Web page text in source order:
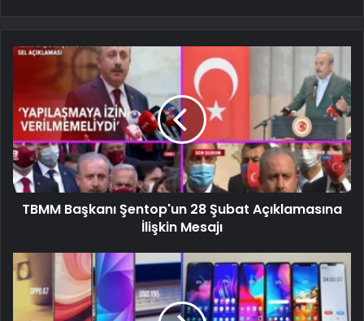
TBMM Başkanı Şentop'un 28 Şubat Açıklamasına
İlişkin Mesajı